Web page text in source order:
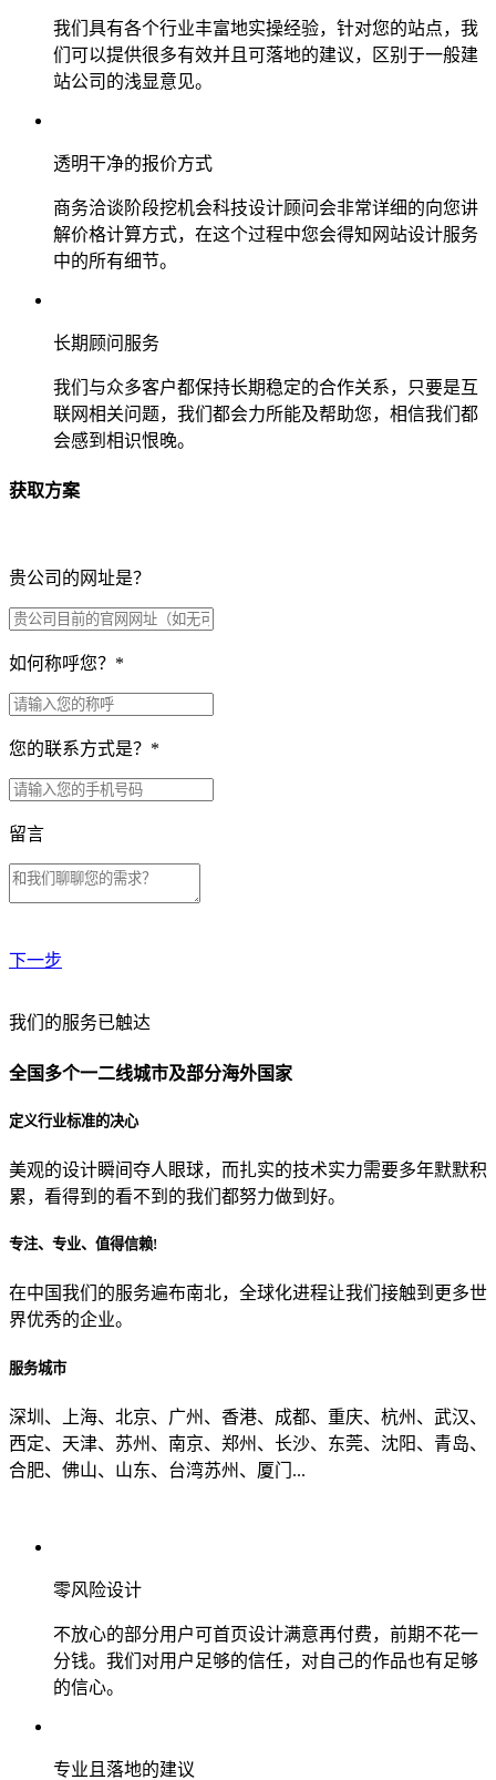
我们具有各个行业丰富地实操经验，针对您的站点，我
们可以提供很多有效并且可落地的建议，区别于一般建
站公司的浅显意见。
透明干净的报价方式
商务洽谈阶段挖机会科技设计顾问会非常详细的向您讲
解价格计算方式，在这个过程中您会得知网站设计服务
中的所有细节。
长期顾问服务
我们与众多客户都保持长期稳定的合作关系，只要是互
联网相关问题，我们都会力所能及帮助您，相信我们都
会感到相识恨晚。
获取方案
贵公司的网址是？
如何称呼您？ *
您的联系方式是？ *
留言
下一步
贵公司预算范围是？
贵公司的团队规模是？
目前主要的营销渠道是？
我们的服务已触达
全国多个一二线城市及部分海外国家
定义行业标准的决心
美观的设计瞬间夺人眼球，而扎实的技术实力需要多年默默积
累，看得到的看不到的我们都努力做到好。
专注、专业、值得信赖!
在中国我们的服务遍布南北，全球化进程让我们接触到更多世
界优秀的企业。
服务城市
深圳、上海、北京、广州、香港、成都、重庆、杭州、武汉、
西定、天津、苏州、南京、郑州、长沙、东莞、沈阳、青岛、
合肥、佛山、山东、台湾苏州、厦门...
零风险设计
不放心的部分用户可首页设计满意再付费，前期不花一
分钱。我们对用户足够的信任，对自己的作品也有足够
的信心。
专业且落地的建议